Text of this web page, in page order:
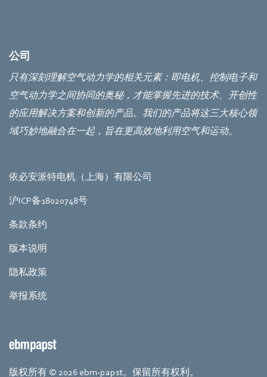
公司
只有深刻理解空气动力学的相关元素：即电机、控制电子和
空气动力学之间协同的奥秘，才能掌握先进的技术、开创性
的应用解决方案和创新的产品。我们的产品将这三大核心领
域巧妙地融合在一起，旨在更高效地利用空气和运动。
依必安派特电机（上海）有限公司
沪ICP备18020748号
条款条约
版本说明
隐私政策
举报系统
版权所有 © 2026 ebm-papst。保留所有权利。